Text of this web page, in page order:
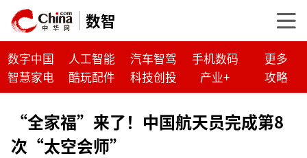
数智
数字中国 人工智能 汽车智驾 手机数码
更多
智慧家电
酷玩配件 科技创投 产业+ 攻略
“全家福”来了！中国航天员完成第8
次“太空会师”